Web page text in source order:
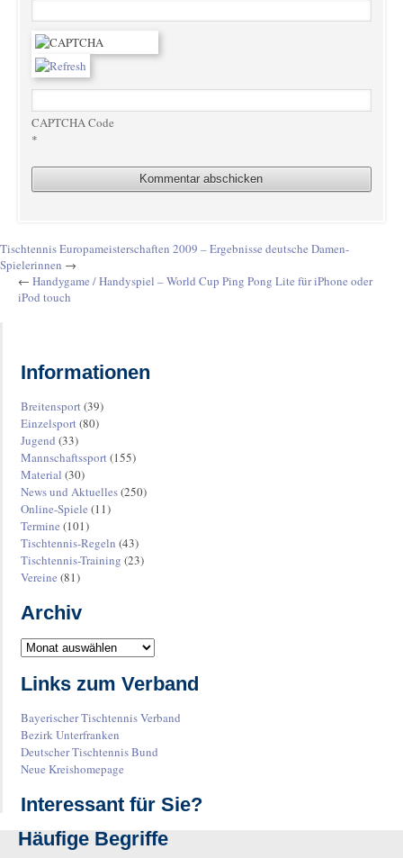
CAPTCHA Code
*
Tischtennis Europameisterschaften 2009 – Ergebnisse deutsche Damen-
Spielerinnen →
← Handygame / Handyspiel – World Cup Ping Pong Lite für iPhone oder
iPod touch
Informationen
Breitensport(39)
Einzelsport(80)
Jugend (33)
Mannschaftssport(155)
Material (30)
News und Aktuelles(250)
Online-Spiele (11)
Termine (101)
Tischtennis-Regeln (43)
Tischtennis-Training (23)
Vereine (81)
Archiv
Links zum Verband
Bayerischer Tischtennis Verband
Bezirk Unterfranken
Deutscher Tischtennis Bund
Neue Kreishomepage
Interessant für Sie?
Häufige Begriffe